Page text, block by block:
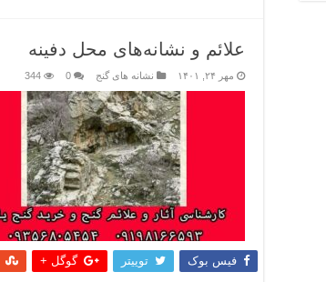
علائم و نشانه‌های محل دفینه
مهر ۲۴, ۱۴۰۱ نشانه های گنج 0
344
فیس بوک توییتر گوگل +